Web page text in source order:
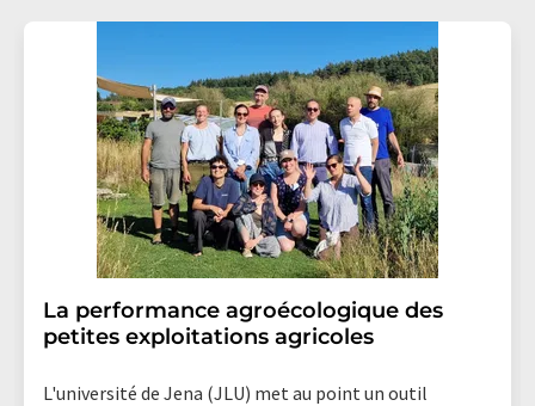
La performance agroécologique des
petites exploitations agricoles
L'université de Jena (JLU) met au point un outil